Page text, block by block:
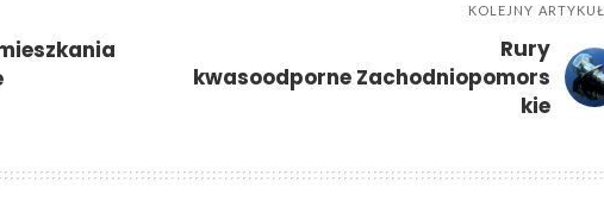
KOLEJNY ARTYKUŁ
Rury
kwasoodporne Zachodniopomors
kie